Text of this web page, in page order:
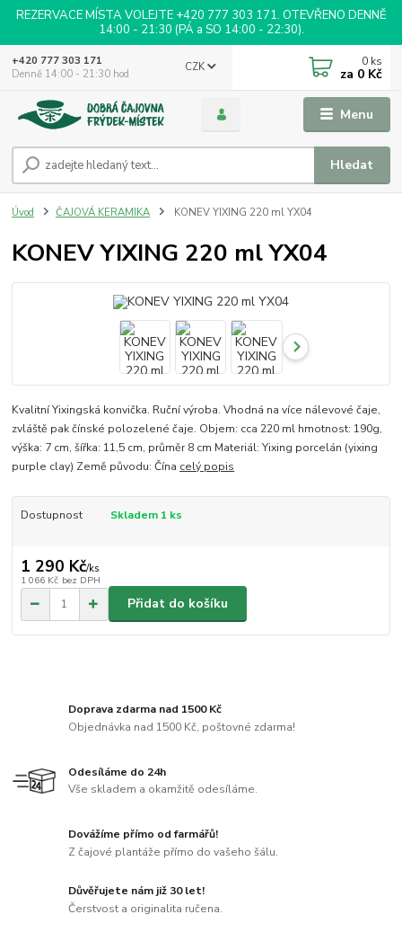
REZERVACE MÍSTA VOLEJTE +420 777 303 171. OTEVŘENO DENNĚ
14:00 - 21:30 (PÁ a SO 14:00 - 22:30).
Menu
CZK
Hledat
+420 777 303 171
Denně 14:00 - 21:30 hod
0 ks
za 0 Kč
Úvod ČAJOVÁ KERAMIKA KONEV YIXING 220 ml YX04
KONEV YIXING 220 ml YX04
Kvalitní Yixingská konvička. Ruční výroba. Vhodná na více nálevové čaje,
zvláště pak čínské polozelené čaje. Objem: cca 220 ml hmotnost: 190g,
výška: 7 cm, šířka: 11,5 cm, průměr 8 cm Materiál: Yixing porcelán (yixing
purple clay) Země původu: Čína celý popis
Dostupnost Skladem 1 ks
1 290 Kč/ks
1 066 Kč bez DPH
Přidat do košíku
Doprava zdarma nad 1500 Kč
Objednávka nad 1500 Kč, poštovné zdarma!
Odesíláme do 24h
Vše skladem a okamžitě odesíláme.
Dovážíme přímo od farmářů!
Z čajové plantáže přímo do vašeho šálu.
Důvěřujete nám již 30 let!
Čerstvost a originalita ručena.